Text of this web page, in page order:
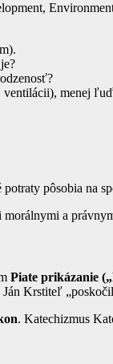
ventilácii), menej
pôsobia na
a
Piate prikázanie
Krstiteľ
. Katechizmus